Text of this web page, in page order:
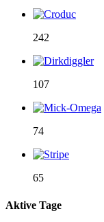
242
107
74
65
Aktive Tage